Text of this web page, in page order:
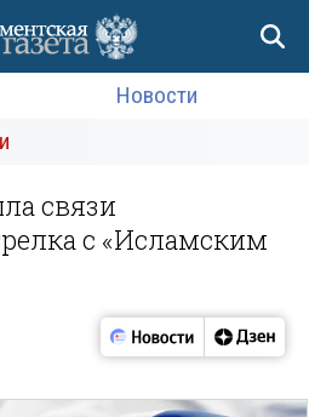
Новости
связи
с «Исламским